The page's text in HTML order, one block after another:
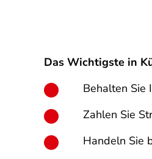
Das Wichtigste in
Behalten Sie
Zahlen Sie
Handeln Sie